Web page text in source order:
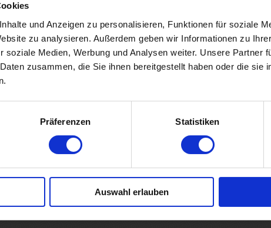
und Anzeigen zu personalisieren, Funktionen für soziale
zu analysieren. Außerdem geben wir Informationen zu
soziale Medien, Werbung und Analysen weiter. Unsere Partner
zusammen, die Sie ihnen bereitgestellt haben oder die sie
Präferenzen Statistiken
Auswahl erlauben
Museum von Vetulonia
die Geschichte der antiken
(9. Jh. v. Chr.) bis zur Epoche der
verfolgen.